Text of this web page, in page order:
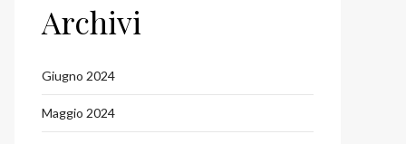
Archivi
Giugno 2024
Maggio 2024